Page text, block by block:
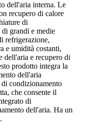
dell'aria interna. Le
recupero di calore
di
grandi e medie
refrigerazione,
e umidità costanti,
dell'aria e recupero di
prodotto integra la
dell'aria
condizionamento
che consente il
di
dell'aria. Ha un